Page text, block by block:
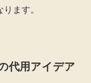
ます。
代用アイデア